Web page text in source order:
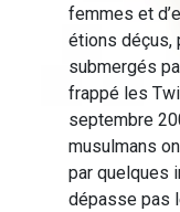
femmes et
étions déçus,
submergés
frappé les
septembre
musulmans
par quelques
dépasse pas